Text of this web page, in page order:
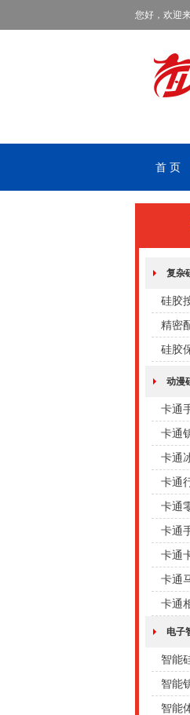
您好，欢迎
首 页
复杂
硅胶
精密
硅胶
动漫
卡通
卡通
卡通
卡通
卡通
卡通
卡通
卡通
卡通
电子
智能
智能
智能